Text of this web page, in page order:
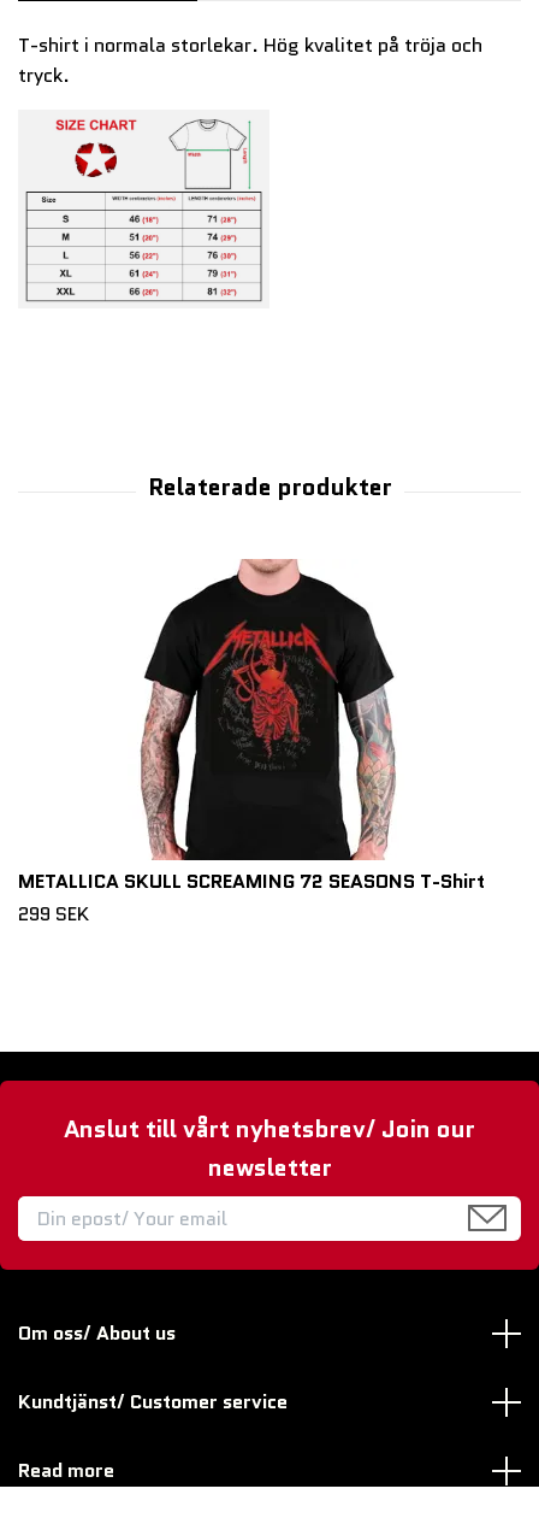
T-shirt i normala storlekar. Hög kvalitet på tröja och
tryck.
METALLICA SKULL SCREAMING 72 SEASONS T-Shirt
299 SEK
Anslut till vårt nyhetsbrev/ Join our
newsletter
Om oss/ About us
Kundtjänst/ Customer service
Read more